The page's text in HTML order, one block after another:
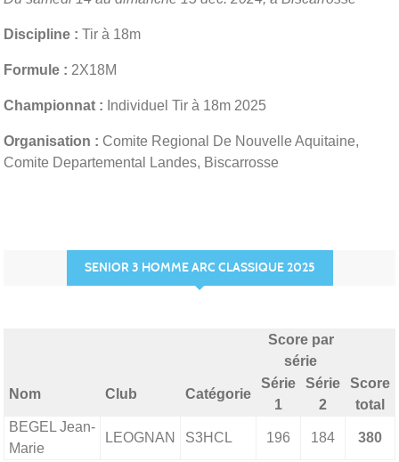
Discipline : Tir à 18m
Formule : 2X18M
Championnat : Individuel Tir à 18m 2025
Organisation : Comite Regional De Nouvelle Aquitaine,
Comite Departemental Landes, Biscarrosse
SENIOR 3 HOMME ARC CLASSIQUE 2025
Score par
série
Nom Club Catégorie
Série
1
Série
2
Score
total
BEGEL Jean-
Marie
LEOGNAN S3HCL 196 184 380